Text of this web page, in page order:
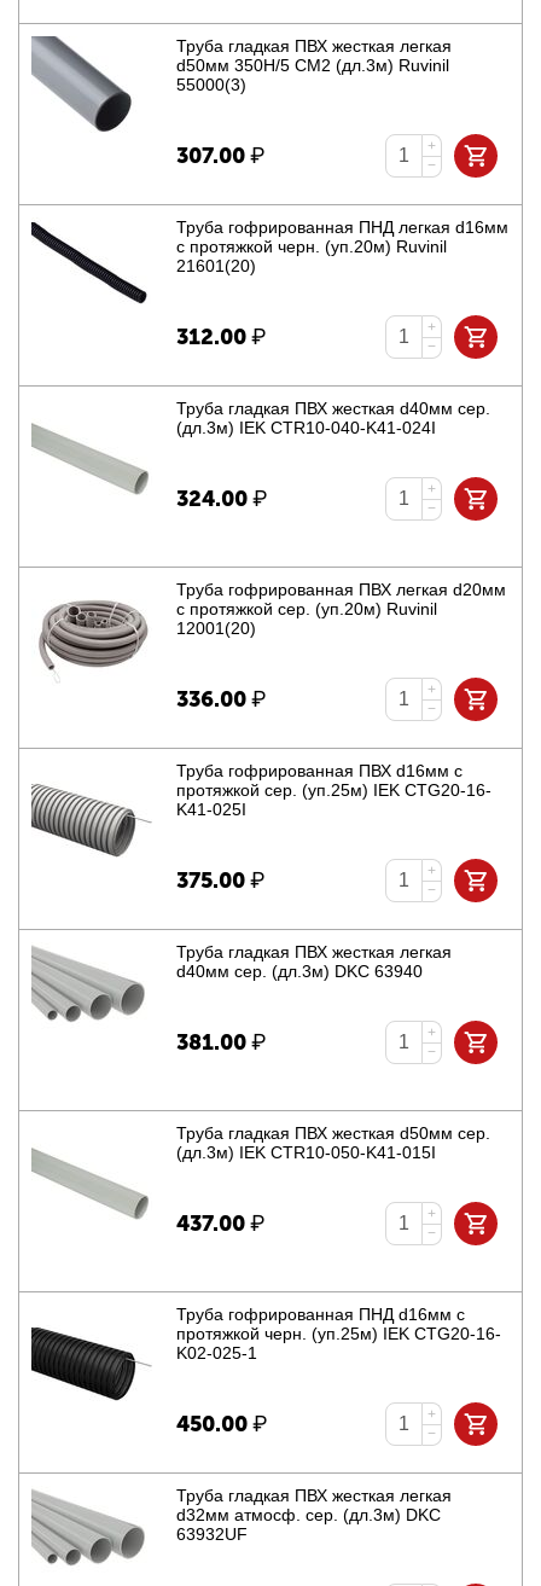
Труба гладкая ПВХ жесткая легкая
d50мм 350Н/5 СМ2 (дл.3м) Ruvinil
55000(3)
307.00₽
+
−
Труба гофрированная ПНД легкая d16мм
с протяжкой черн. (уп.20м) Ruvinil
21601(20)
312.00₽
+
−
Труба гладкая ПВХ жесткая d40мм сер.
(дл.3м) IEK CTR10-040-K41-024I
324.00₽
+
−
Труба гофрированная ПВХ легкая d20мм
с протяжкой сер. (уп.20м) Ruvinil
12001(20)
336.00₽
+
−
Труба гофрированная ПВХ d16мм с
протяжкой сер. (уп.25м) IEK CTG20-16-
K41-025I
375.00₽
+
−
Труба гладкая ПВХ жесткая легкая
d40мм сер. (дл.3м) DKC 63940
381.00₽
+
−
Труба гладкая ПВХ жесткая d50мм сер.
(дл.3м) IEK CTR10-050-K41-015I
437.00₽
+
−
Труба гофрированная ПНД d16мм с
протяжкой черн. (уп.25м) IEK CTG20-16-
K02-025-1
450.00₽
+
−
Труба гладкая ПВХ жесткая легкая
d32мм атмосф. сер. (дл.3м) DKC
63932UF